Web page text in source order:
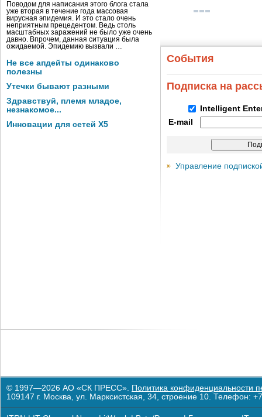
Поводом для написания этого блога стала
уже вторая в течение года массовая
вирусная эпидемия. И это стало очень
неприятным прецедентом. Ведь столь
масштабных заражений не было уже очень
давно. Впрочем, данная ситуация была
ожидаемой. Эпидемию вызвали …
Не все апдейты одинаково
полезны
Утечки бывают разными
Здравствуй, племя младое,
незнакомое...
Инновации для сетей X5
События
Подписка на
Intelligent
E-mail
Управление
© 1997—2026 АО «СК ПРЕСС». Политика конфиденциальности
109147 г. Москва, ул. Марксистская, 34, строение 10. Телефон: